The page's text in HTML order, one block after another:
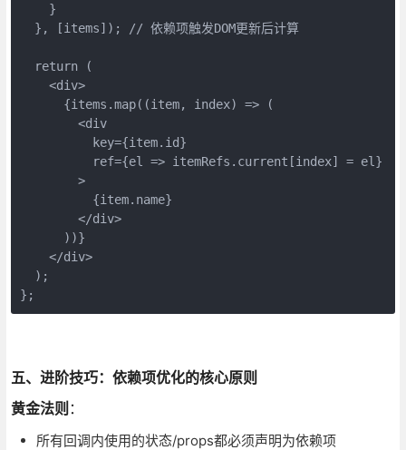
    }
  }, [items]); // 依赖项触发DOM更新后计算
  return (
    <div>
      {items.map((item, index) => (
        <div
          key={item.id}
          ref={el => itemRefs.current[index] = el}
        >
          {item.name}
        </div>
      ))}
    </div>
  );
};
五、进阶技巧：依赖项优化的核心原则
黄金法则 ：
所有回调内使用的状态/props都必须声明为依赖项